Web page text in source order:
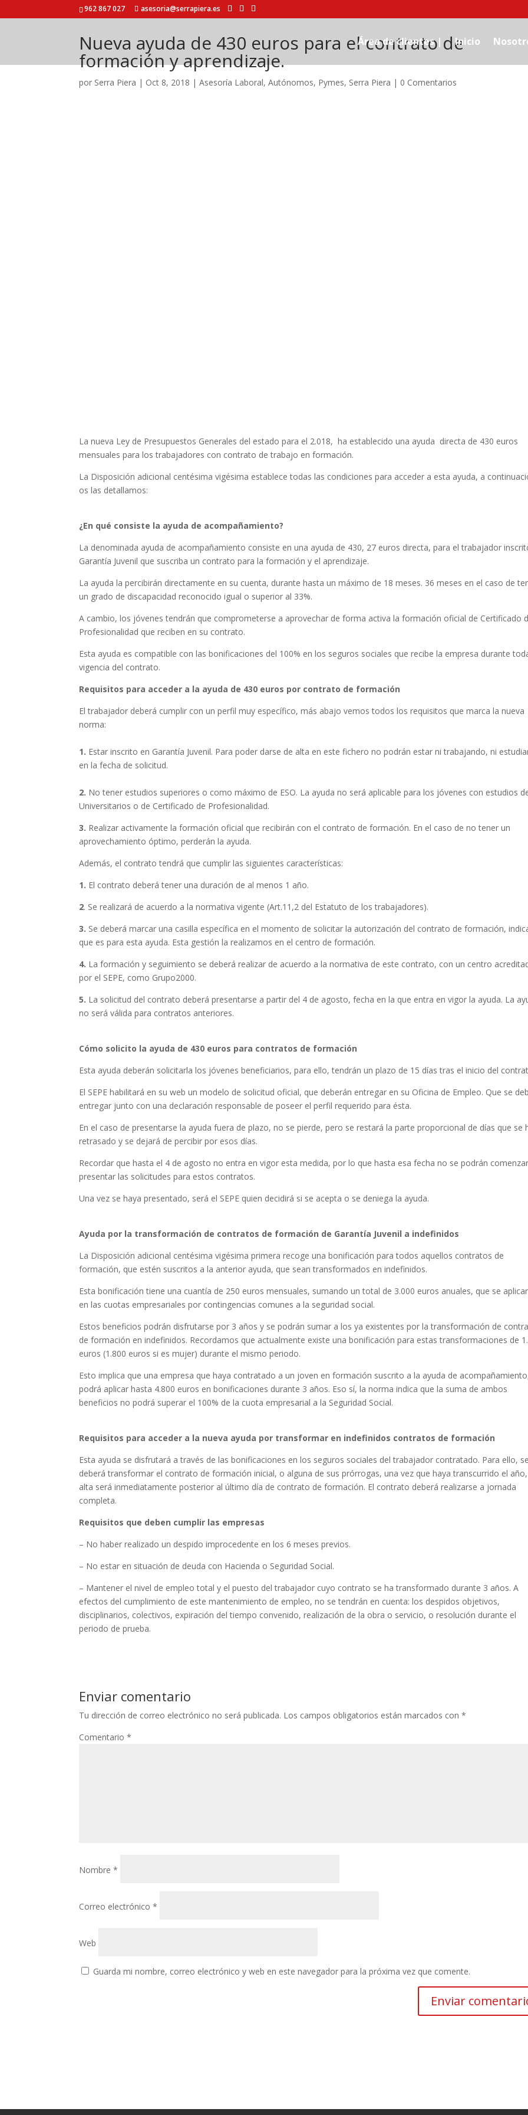
962 867 027 asesoria@serrapiera.es
Área de clientes | Inicio
Nueva ayuda de 430 euros para el contrato de
formación y aprendizaje.
por Serra Piera | Oct 8, 2018 |Asesoría Laboral,Autónomos, Pymes, Serra Piera | 0 Comentarios
La nueva Ley de Presupuestos Generales del estado para el 2.018, ha establecido una ayuda directa de 430 euros
mensuales para los trabajadores con contrato de trabajo en formación.
La Disposición adicional centésima vigésima establece todas las condiciones para acceder a esta ayuda, a
os las detallamos:
¿En qué consiste la ayuda de acompañamiento?
La denominada ayuda de acompañamiento consiste en una ayuda de 430, 27 euros directa, para el trabajador
Garantía Juvenil que suscriba un contrato para la formación y el aprendizaje.
La ayuda la percibirán directamente en su cuenta, durante hasta un máximo de 18 meses. 36 meses en el caso de
un grado de discapacidad reconocido igual o superior al 33%.
A cambio, los jóvenes tendrán que comprometerse a aprovechar de forma activa la formación oficial de Certificado
Profesionalidad que reciben en su contrato.
Esta ayuda es compatible con las bonificaciones del 100% en los seguros sociales que recibe la empresa durante
vigencia del contrato.
Requisitos para acceder a la ayuda de 430 euros por contrato de formación
El trabajador deberá cumplir con un perfil muy específico, más abajo vemos todos los requisitos que marca la nueva
norma:
1. Estar inscrito en Garantía Juvenil. Para poder darse de alta en este fichero no podrán estar ni trabajando, ni
en la fecha de solicitud.
2. No tener estudios superiores o como máximo de ESO. La ayuda no será aplicable para los jóvenes con estudios
Universitarios o de Certificado de Profesionalidad.
3. Realizar activamente la formación oficial que recibirán con el contrato de formación. En el caso de no tener un
aprovechamiento óptimo, perderán la ayuda.
Además, el contrato tendrá que cumplir las siguientes características:
1. El contrato deberá tener una duración de al menos 1 año.
2. Se realizará de acuerdo a la normativa vigente (Art.11,2 del Estatuto de los trabajadores).
3. Se deberá marcar una casilla específica en el momento de solicitar la autorización del contrato de formación,
que es para esta ayuda. Esta gestión la realizamos en el centro de formación.
4. La formación y seguimiento se deberá realizar de acuerdo a la normativa de este contrato, con un centro
por el SEPE, como Grupo2000.
5. La solicitud del contrato deberá presentarse a partir del 4 de agosto, fecha en la que entra en vigor la ayuda. La
no será válida para contratos anteriores.
Cómo solicito la ayuda de 430 euros para contratos de formación
Esta ayuda deberán solicitarla los jóvenes beneficiarios, para ello, tendrán un plazo de 15 días tras el inicio del
El SEPE habilitará en su web un modelo de solicitud oficial, que deberán entregar en su Oficina de Empleo. Que se
entregar junto con una declaración responsable de poseer el perfil requerido para ésta.
En el caso de presentarse la ayuda fuera de plazo, no se pierde, pero se restará la parte proporcional de días que se
retrasado y se dejará de percibir por esos días.
Recordar que hasta el 4 de agosto no entra en vigor esta medida, por lo que hasta esa fecha no se podrán
presentar las solicitudes para estos contratos.
Una vez se haya presentado, será el SEPE quien decidirá si se acepta o se deniega la ayuda.
Ayuda por la transformación de contratos de formación de Garantía Juvenil a indefinidos
La Disposición adicional centésima vigésima primera recoge una bonificación para todos aquellos contratos de
formación, que estén suscritos a la anterior ayuda, que sean transformados en indefinidos.
Esta bonificación tiene una cuantía de 250 euros mensuales, sumando un total de 3.000 euros anuales, que se
en las cuotas empresariales por contingencias comunes a la seguridad social.
Estos beneficios podrán disfrutarse por 3 años y se podrán sumar a los ya existentes por la transformación de
de formación en indefinidos. Recordamos que actualmente existe una bonificación para estas transformaciones de
euros (1.800 euros si es mujer) durante el mismo periodo.
Esto implica que una empresa que haya contratado a un joven en formación suscrito a la ayuda de
podrá aplicar hasta 4.800 euros en bonificaciones durante 3 años. Eso sí, la norma indica que la suma de ambos
beneficios no podrá superar el 100% de la cuota empresarial a la Seguridad Social.
Requisitos para acceder a la nueva ayuda por transformar en indefinidos contratos de formación
Esta ayuda se disfrutará a través de las bonificaciones en los seguros sociales del trabajador contratado. Para ello, se
deberá transformar el contrato de formación inicial, o alguna de sus prórrogas, una vez que haya transcurrido el
alta será inmediatamente posterior al último día de contrato de formación. El contrato deberá realizarse a jornada
completa.
Requisitos que deben cumplir las empresas
– No haber realizado un despido improcedente en los 6 meses previos.
– No estar en situación de deuda con Hacienda o Seguridad Social.
– Mantener el nivel de empleo total y el puesto del trabajador cuyo contrato se ha transformado durante 3 años. A
efectos del cumplimiento de este mantenimiento de empleo, no se tendrán en cuenta: los despidos objetivos,
disciplinarios, colectivos, expiración del tiempo convenido, realización de la obra o servicio, o resolución durante el
periodo de prueba.
Enviar comentario
Tu dirección de correo electrónico no será publicada. Los campos obligatorios están marcados con*
Comentario*
Nombre*
Correo electrónico*
Web
Guarda mi nombre, correo electrónico y web en este navegador para la próxima vez que comente.